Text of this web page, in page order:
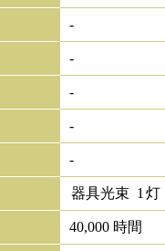
-
-
-
-
-
器具光束 1 灯
40,000 時間